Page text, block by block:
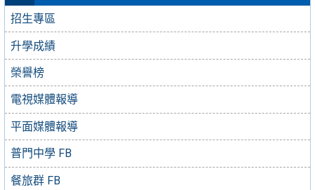
招生專區
升學成績
榮譽榜
電視媒體報導
平面媒體報導
普門中學 FB
餐旅群 FB